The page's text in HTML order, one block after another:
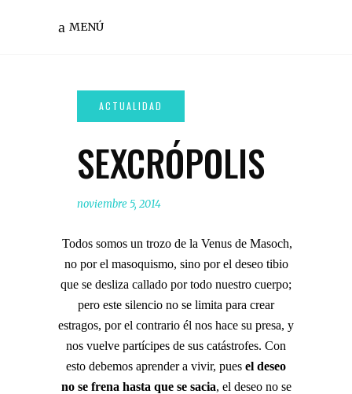
MENÚ
SEXCRÓPOLIS
noviembre 5, 2014
Todos somos un trozo de la Venus de Masoch,
no por el masoquismo, sino por el deseo tibio
que se desliza callado por todo nuestro cuerpo;
pero este silencio no se limita para crear
estragos, por el contrario él nos hace su presa, y
nos vuelve partícipes de sus catástrofes. Con
esto debemos aprender a vivir, pues el deseo
no se frena hasta que se sacia, el deseo no se